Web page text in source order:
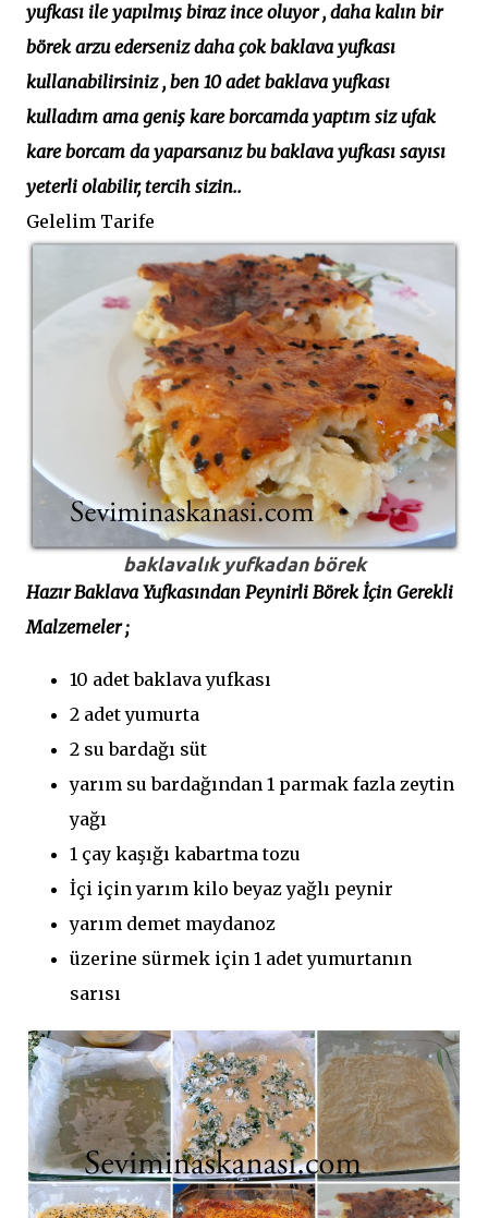
yufkası ile yapılmış biraz ince oluyor , daha kalın bir
börek arzu ederseniz daha çok baklava yufkası
kullanabilirsiniz , ben 10 adet baklava yufkası
kulladım ama geniş kare borcamda yaptım siz ufak
kare borcam da yaparsanız bu baklava yufkası sayısı
yeterli olabilir, tercih sizin..
Gelelim Tarife
baklavalık yufkadan börek
Hazır Baklava Yufkasından Peynirli Börek İçin Gerekli
Malzemeler ;
10 adet baklava yufkası
2 adet yumurta
2 su bardağı süt
yarım su bardağından 1 parmak fazla zeytin
yağı
1 çay kaşığı kabartma tozu
İçi için yarım kilo beyaz yağlı peynir
yarım demet maydanoz
üzerine sürmek için 1 adet yumurtanın
sarısı